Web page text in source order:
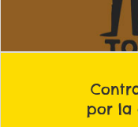
por la